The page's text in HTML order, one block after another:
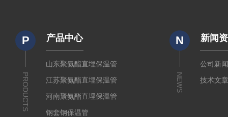
P
PRODUCTS
产品中心
山东聚氨酯直埋保温管
江苏聚氨酯直埋保温管
河南聚氨酯直埋保温管
钢套钢保温管
N
NEWS
新闻
公司新
技术文